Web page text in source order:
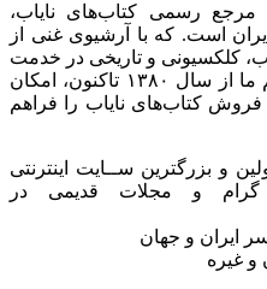
مرجع رسمی کتاب‌های نایاب،
است. که با آرشیوی غنی از
کلکسیونی و تاریخی در خدمت
دوست‌داران فرهنگ و ادب هستیم ما از سال ۱۳۸۰ تاکنون، امکان
فروش کتاب‌های نایاب را فراهم
و بزرگترین ســایت اینترنتی
و مجلات قدیمی در
ایران و جهان
و غیره